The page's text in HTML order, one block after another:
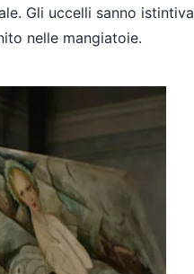
Gli uccelli sanno
nelle mangiatoie.